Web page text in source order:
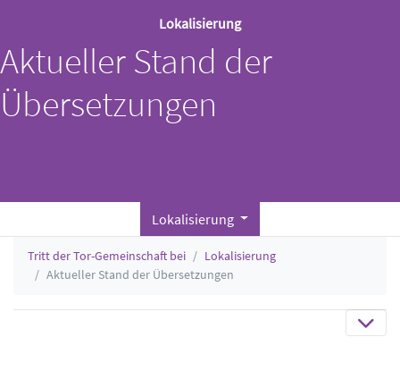
Lokalisierung
Aktueller Stand der
Übersetzungen
Lokalisierung
Tritt der Tor-Gemeinschaft bei
Lokalisierung
Aktueller Stand der Übersetzungen